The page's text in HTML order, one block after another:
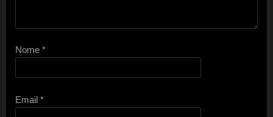
Nome *
Email *